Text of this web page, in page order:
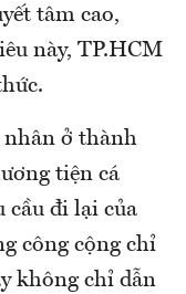
tâm cao,
này, TP.HCM
nhân ở thành
tiện cá
cầu đi lại của
công cộng chỉ
không chỉ dẫn